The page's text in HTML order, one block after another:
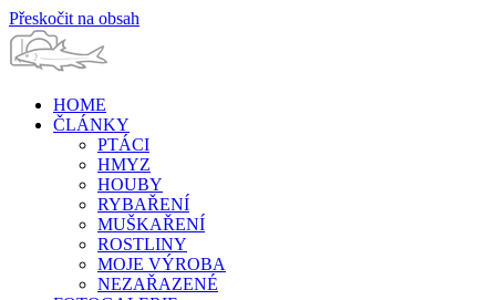
Přeskočit na obsah
HOME
ČLÁNKY
PTÁCI
HMYZ
HOUBY
RYBAŘENÍ
MUŠKAŘENÍ
ROSTLINY
MOJE VÝROBA
NEZAŘAZENÉ